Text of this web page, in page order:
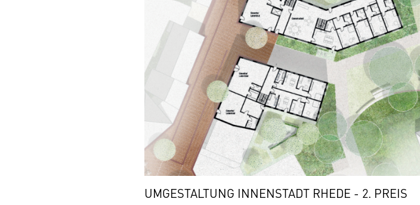
UMGESTALTUNG INNENSTADT RHEDE - 2. PREIS